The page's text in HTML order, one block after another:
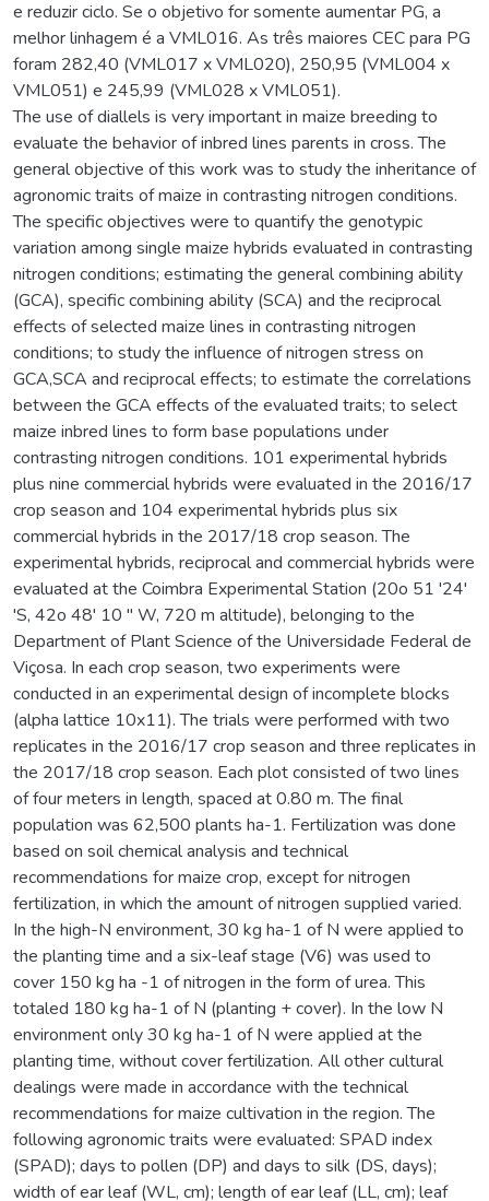
e reduzir ciclo. Se o objetivo for somente aumentar PG, a
melhor linhagem é a VML016. As três maiores CEC para PG
foram 282,40 (VML017 x VML020), 250,95 (VML004 x
VML051) e 245,99 (VML028 x VML051).
The use of diallels is very important in maize breeding to
evaluate the behavior of inbred lines parents in cross. The
general objective of this work was to study the inheritance of
agronomic traits of maize in contrasting nitrogen conditions.
The specific objectives were to quantify the genotypic
variation among single maize hybrids evaluated in contrasting
nitrogen conditions; estimating the general combining ability
(GCA), specific combining ability (SCA) and the reciprocal
effects of selected maize lines in contrasting nitrogen
conditions; to study the influence of nitrogen stress on
GCA,SCA and reciprocal effects; to estimate the correlations
between the GCA effects of the evaluated traits; to select
maize inbred lines to form base populations under
contrasting nitrogen conditions. 101 experimental hybrids
plus nine commercial hybrids were evaluated in the 2016/17
crop season and 104 experimental hybrids plus six
commercial hybrids in the 2017/18 crop season. The
experimental hybrids, reciprocal and commercial hybrids were
evaluated at the Coimbra Experimental Station (20o 51 '24'
'S, 42o 48' 10 '' W, 720 m altitude), belonging to the
Department of Plant Science of the Universidade Federal de
Viçosa. In each crop season, two experiments were
conducted in an experimental design of incomplete blocks
(alpha lattice 10x11). The trials were performed with two
replicates in the 2016/17 crop season and three replicates in
the 2017/18 crop season. Each plot consisted of two lines
of four meters in length, spaced at 0.80 m. The final
population was 62,500 plants ha-1. Fertilization was done
based on soil chemical analysis and technical
recommendations for maize crop, except for nitrogen
fertilization, in which the amount of nitrogen supplied varied.
In the high-N environment, 30 kg ha-1 of N were applied to
the planting time and a six-leaf stage (V6) was used to
cover 150 kg ha -1 of nitrogen in the form of urea. This
totaled 180 kg ha-1 of N (planting + cover). In the low N
environment only 30 kg ha-1 of N were applied at the
planting time, without cover fertilization. All other cultural
dealings were made in accordance with the technical
recommendations for maize cultivation in the region. The
following agronomic traits were evaluated: SPAD index
(SPAD); days to pollen (DP) and days to silk (DS, days);
width of ear leaf (WL, cm); length of ear leaf (LL, cm); leaf